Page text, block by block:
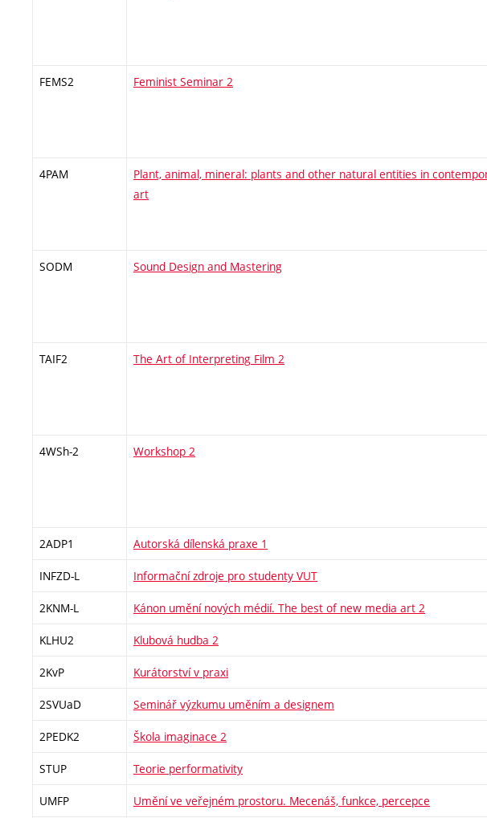
FEMS2 Feminist Seminar 2
4PAM
Plant, animal, mineral: plants and other natural entities in
art
SODM Sound Design and Mastering
TAIF2 The Art of Interpreting Film 2
4WSh-2 Workshop 2
2ADP1 Autorská dílenská praxe 1
INFZD-L Informační zdroje pro studenty VUT
2KNM-L Kánon umění nových médií. The best of new media art 2
KLHU2 Klubová hudba 2
2KvP Kurátorství v praxi
2SVUaD Seminář výzkumu uměním a designem
2PEDK2 Škola imaginace 2
STUP Teorie performativity
UMFP Umění ve veřejném prostoru. Mecenáš, funkce, percepce